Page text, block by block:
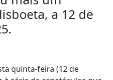
a 12 de
quinta-feira (12 de